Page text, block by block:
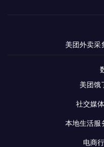
美团外卖采
美团饿
社交媒
本地生活服
电商